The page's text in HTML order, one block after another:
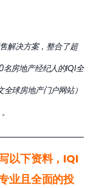
解决方案，整合了超
房地产经纪人的IQI全
球房地产门户网站）
以下资料，IQI
业且全面的投